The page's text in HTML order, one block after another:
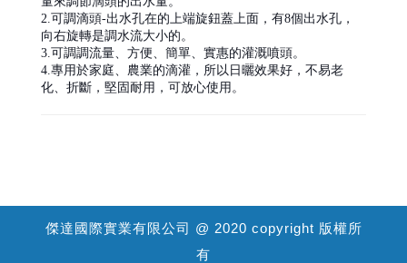
2.可調滴頭-出水孔在的上端旋鈕蓋上面，有8個出水孔，
向右旋轉是調水流大小的。
3.可調調流量、方便、簡單、實惠的灌溉噴頭。
4.專用於家庭、農業的滴灌，所以日曬效果好，不易老
化、折斷，堅固耐用，可放心使用。
傑達國際實業有限公司 @ 2020 copyright 版權所
有